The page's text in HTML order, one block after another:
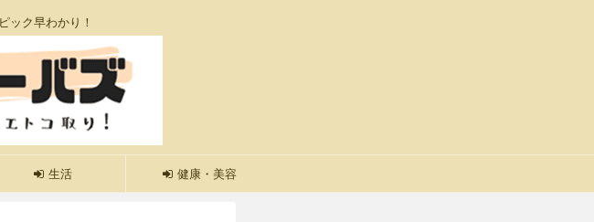
ック早わかり！
生活 健康・美容